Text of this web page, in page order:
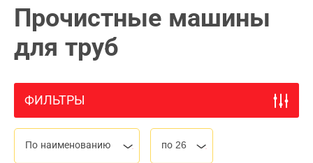
Прочистные машины
для труб
ФИЛЬТРЫ
По наименованию по 26